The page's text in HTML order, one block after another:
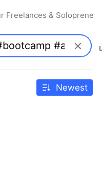
Freelances &
Newest